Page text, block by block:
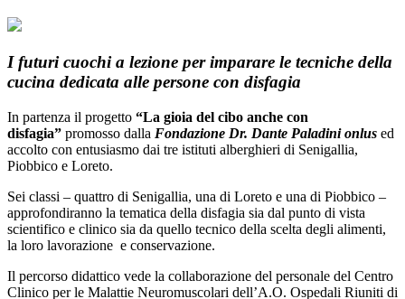
I futuri cuochi a lezione per imparare le tecniche della
cucina dedicata alle persone con disfagia
In partenza il progetto “La gioia del cibo anche con
disfagia” promosso dalla Fondazione Dr. Dante Paladini onlus ed
accolto con entusiasmo dai tre istituti alberghieri di Senigallia,
Piobbico e Loreto.
Sei classi – quattro di Senigallia, una di Loreto e una di Piobbico –
approfondiranno la tematica della disfagia sia dal punto di vista
scientifico e clinico sia da quello tecnico della scelta degli alimenti,
la loro lavorazione e conservazione.
Il percorso didattico vede la collaborazione del personale del Centro
Clinico per le Malattie Neuromuscolari dell’A.O. Ospedali Riuniti di